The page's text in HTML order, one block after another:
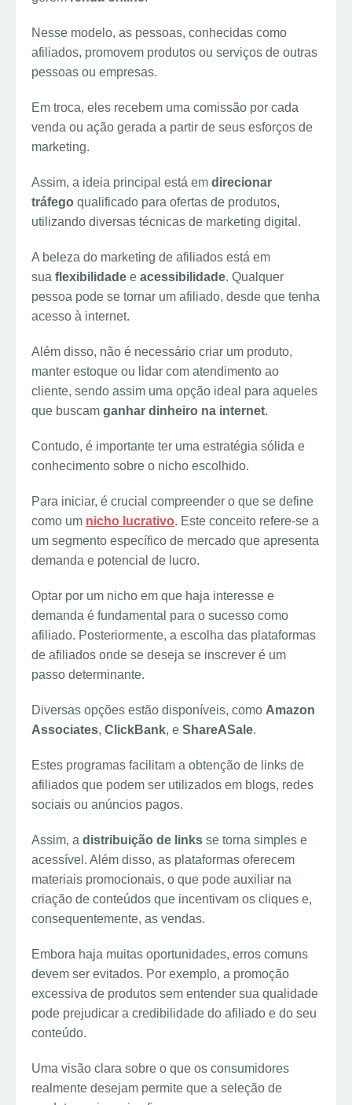
Nesse modelo, as pessoas, conhecidas como
afiliados, promovem produtos ou serviços de outras
pessoas ou empresas.
Em troca, eles recebem uma comissão por cada
venda ou ação gerada a partir de seus esforços de
marketing.
Assim, a ideia principal está em direcionar
tráfego qualificado para ofertas de produtos,
utilizando diversas técnicas de marketing digital.
A beleza do marketing de afiliados está em
sua flexibilidade e acessibilidade. Qualquer
pessoa pode se tornar um afiliado, desde que tenha
acesso à internet.
Além disso, não é necessário criar um produto,
manter estoque ou lidar com atendimento ao
cliente, sendo assim uma opção ideal para aqueles
que buscam ganhar dinheiro na internet.
Contudo, é importante ter uma estratégia sólida e
conhecimento sobre o nicho escolhido.
Para iniciar, é crucial compreender o que se define
como um nicho lucrativo. Este conceito refere-se a
um segmento específico de mercado que apresenta
demanda e potencial de lucro.
Optar por um nicho em que haja interesse e
demanda é fundamental para o sucesso como
afiliado. Posteriormente, a escolha das plataformas
de afiliados onde se deseja se inscrever é um
passo determinante.
Diversas opções estão disponíveis, como Amazon
Associates, ClickBank, e ShareASale.
Estes programas facilitam a obtenção de links de
afiliados que podem ser utilizados em blogs, redes
sociais ou anúncios pagos.
Assim, a distribuição de links se torna simples e
acessível. Além disso, as plataformas oferecem
materiais promocionais, o que pode auxiliar na
criação de conteúdos que incentivam os cliques e,
consequentemente, as vendas.
Embora haja muitas oportunidades, erros comuns
devem ser evitados. Por exemplo, a promoção
excessiva de produtos sem entender sua qualidade
pode prejudicar a credibilidade do afiliado e do seu
conteúdo.
Uma visão clara sobre o que os consumidores
realmente desejam permite que a seleção de